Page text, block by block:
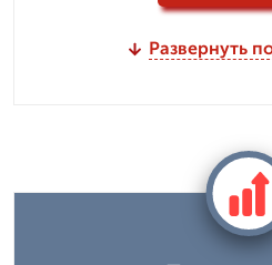
Развернуть